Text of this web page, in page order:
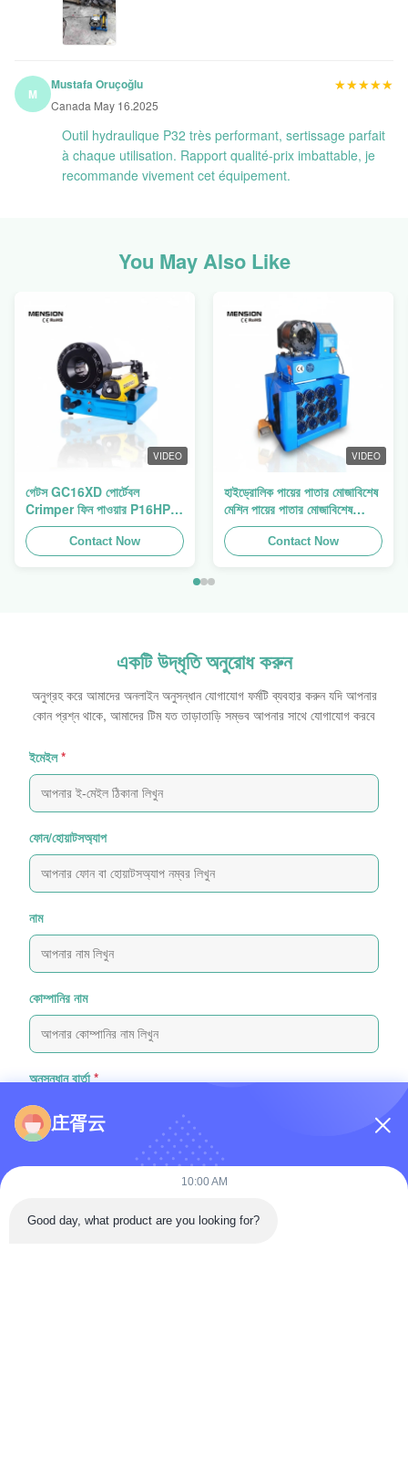
M
Mustafa Oruçoğlu
Canada May 16.2025
★★★★★
★★★★★
Outil hydraulique P32 très performant, sertissage parfait
à chaque utilisation. Rapport qualité-prix imbattable, je
recommande vivement cet équipement.
You May Also Like
VIDEO
গেটস GC16XD পোর্টেবল
Crimper ফিন পাওয়ার P16HP
ম্যানুয়াল হাইড্রোলিক তারের
Crimper বিক্রয়Contact Now
VIDEO
হাইড্রোলিক পায়ের পাতার মোজাবিশেষ
মেশিন পায়ের পাতার মোজাবিশেষ
Crimping মেশিন পায়ের পাতার
মোজাবিশেষ প্রেস ফিন পাওয়ার
Swager
Contact Now
একটি উদ্ধৃতি অনুরোধ করুন
অনুগ্রহ করে আমাদের অনলাইন অনুসন্ধান যোগাযোগ ফর্মটি ব্যবহার করুন যদি আপনার
কোন প্রশ্ন থাকে, আমাদের টিম যত তাড়াতাড়ি সম্ভব আপনার সাথে যোগাযোগ করবে
ইমেইল *
ফোন/হোয়াটসঅ্যাপ
নাম
কোম্পানির নাম
অনুসন্ধান বার্তা *
ফাইল যুক্ত করুন
庄胥云
10:00 AM
Good day, what product are you looking for?